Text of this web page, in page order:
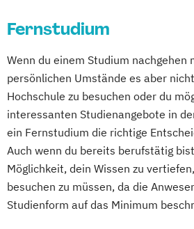
Design Management
Digital Health Management
Digital Marketing
Ernährungswissenschaften
Erwachsenenbildung und
Executive MBA für Ärztinnen
Finance
Accounting
Controlling & Taxation
Gesundheitspsychologie
Fernstudium
Wenn du einem Studium nachgehen
persönlichen Umstände es aber
Hochschule zu besuchen oder du
interessanten Studienangebote in
ein Fernstudium die richtige
Auch wenn du bereits berufstätig
Möglichkeit, dein Wissen zu
besuchen zu müssen, da die
Studienform auf das Minimum